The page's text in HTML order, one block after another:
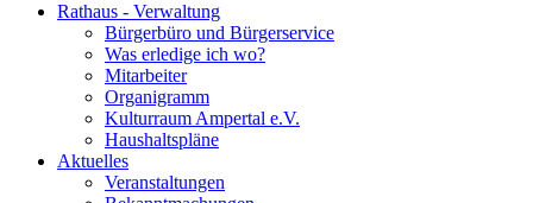
Rathaus - Verwaltung
Bürgerbüro und Bürgerservice
Was erledige ich wo?
Mitarbeiter
Organigramm
Kulturraum Ampertal e.V.
Haushaltspläne
Aktuelles
Veranstaltungen